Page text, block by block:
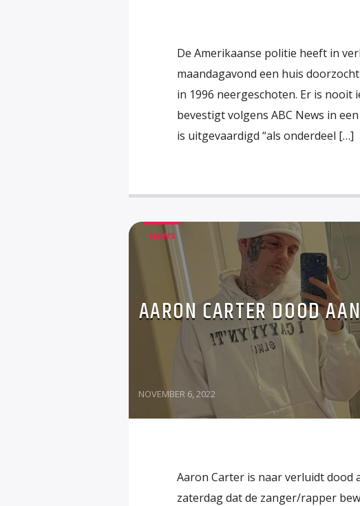
De Amerikaanse politie heeft in
maandagavond een huis
in 1996 neergeschoten. Er is nooit
bevestigt volgens ABC News in
is uitgevaardigd “als onderdeel […]
NEWS
AARON CARTER DOOD
NOVEMBER 6, 2022
Aaron Carter is naar verluidt dood
zaterdag dat de zanger/rapper